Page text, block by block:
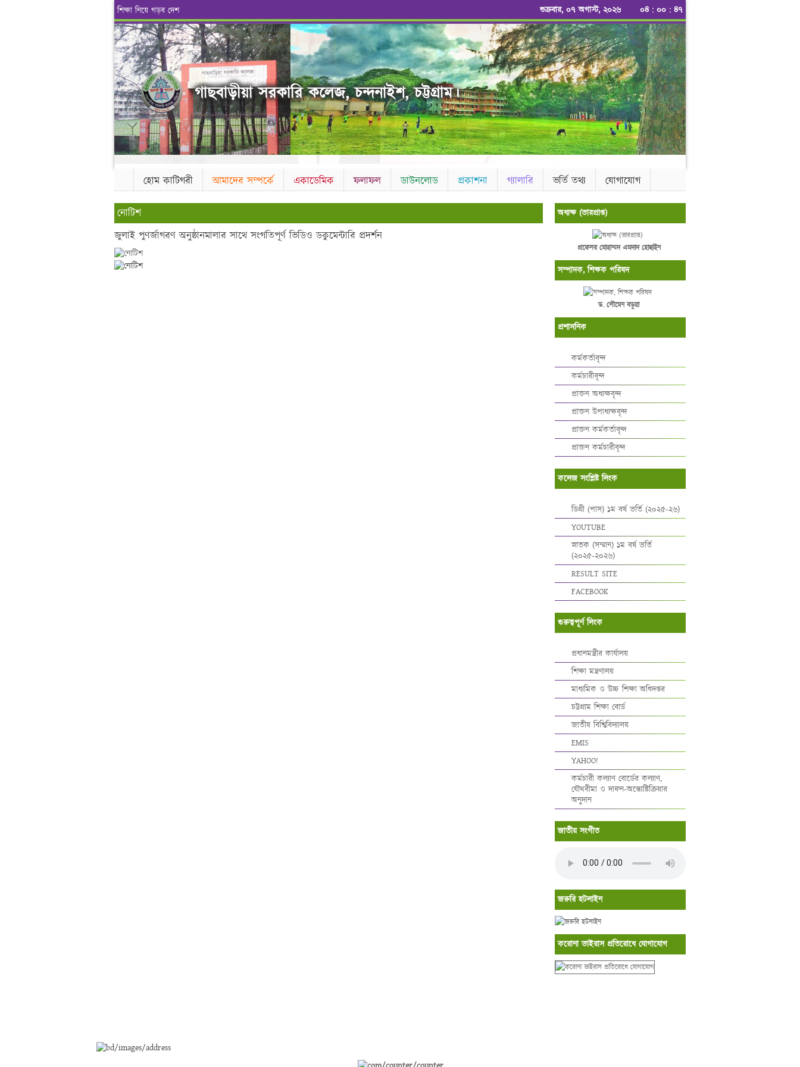
শিক্ষা নিয়ে গড়ব দেশ শুক্রবার, ০৭ অগাস্ট, ২০২৬ ০৪ : ০০ : ৪৭
গাছবাড়ীয়া সরকারি কলেজ, চন্দনাইশ, চট্টগ্রাম।
হোম কাটিগরী আমাদের সম্পর্কে একাডেমিক ফলাফল ডাউনলোড প্রকাশনা গ্যালারি ভর্তি তথ্য যোগাযোগ
নোটিশ
জুলাই পুণর্জাগরণ অনুষ্ঠানমালার সাথে সংগতিপূর্ণ ভিডিও ডকুমেন্টারি প্রদর্শন
অধ্যক্ষ (ভারপ্রাপ্ত)
প্রফেসর মোহাম্মদ এমদাদ হোছাইন
সম্পাদক, শিক্ষক পরিষদ
ড. সৌমেন বড়ুয়া
প্রশাসনিক
কর্মকর্তাবৃন্দ
কর্মচারীবৃন্দ
প্রাক্তন অধ্যক্ষবৃন্দ
প্রাক্তন উপাধ্যক্ষবৃন্দ
প্রাক্তন কর্মকর্তাবৃন্দ
প্রাক্তন কর্মচারীবৃন্দ
কলেজ সংশ্লিষ্ট লিংক
ডিগ্রী (পাস) ১ম বর্ষ ভর্তি (২০২৫-২৬)
YOUTUBE
স্নাতক (সম্মান) ১ম বর্ষ ভর্তি
(২০২৫-২০২৬)
RESULT SITE
FACEBOOK
গুরুত্বপূর্ণ লিংক
প্রধানমন্ত্রীর কার্যালয়
শিক্ষা মন্ত্রণালয়
মাধ্যমিক ও উচ্চ শিক্ষা অধিদপ্তর
চট্টগ্রাম শিক্ষা বোর্ড
জাতীয় বিশ্বিবিদ্যালয়
EMIS
YAHOO!
কর্মচারী কল্যাণ বোর্ডের কল্যাণ,
যৌথবীমা ও দাফন-অন্ত্যেষ্টিক্রিয়ার
অনুদান
জাতীয় সংগীত
জরুরি হটলাইন
করোনা ভাইরাস প্রতিরোধে যোগাযোগ